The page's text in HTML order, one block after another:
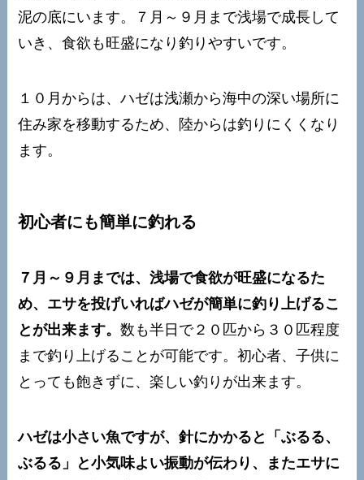
泥の底にいます。７月～９月まで浅場で成長して
いき、食欲も旺盛になり釣りやすいです。
１０月からは、ハゼは浅瀬から海中の深い場所に
住み家を移動するため、陸からは釣りにくくなり
ます。
初心者にも簡単に釣れる
７月～９月までは、浅場で食欲が旺盛になるた
め、エサを投げいればハゼが簡単に釣り上げるこ
とが出来ます。数も半日で２０匹から３０匹程度
まで釣り上げることが可能です。初心者、子供に
とっても飽きずに、楽しい釣りが出来ます。
ハゼは小さい魚ですが、針にかかると「ぶるる、
ぶるる」と小気味よい振動が伝わり、またエサに